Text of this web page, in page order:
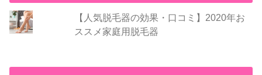
【人気脱毛器の効果・口コミ】2020年お
ススメ家庭用脱毛器